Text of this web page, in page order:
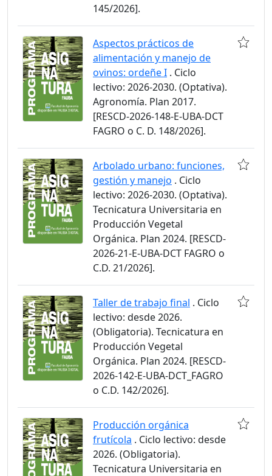
145/2026].
Aspectos prácticos de
alimentación y manejo de
ovinos: ordeñe I . Ciclo
lectivo: 2026-2030. (Optativa).
Agronomía. Plan 2017.
[RESCD-2026-148-E-UBA-DCT
FAGRO o C. D. 148/2026].
Arbolado urbano: funciones,
gestión y manejo . Ciclo
lectivo: 2026-2030. (Optativa).
Tecnicatura Universitaria en
Producción Vegetal
Orgánica. Plan 2024. [RESCD-
2026-21-E-UBA-DCT FAGRO o
C.D. 21/2026].
Taller de trabajo final . Ciclo
lectivo: desde 2026.
(Obligatoria). Tecnicatura en
Producción Vegetal
Orgánica. Plan 2024. [RESCD-
2026-142-E-UBA-DCT_FAGRO
o C.D. 142/2026].
Producción orgánica
frutícola . Ciclo lectivo: desde
2026. (Obligatoria).
Tecnicatura Universitaria en